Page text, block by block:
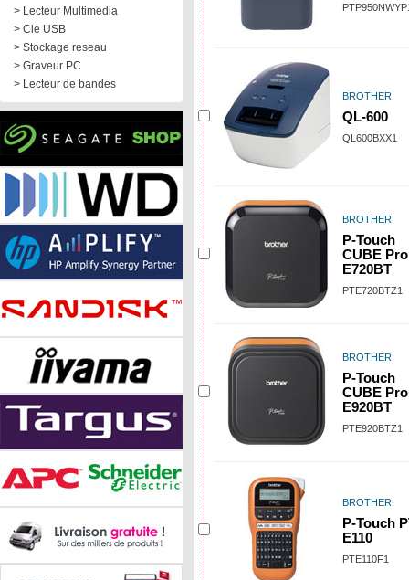
> Lecteur Multimedia
> Cle USB
> Stockage reseau
> Graveur PC
> Lecteur de bandes
BROTHER
QL-600
QL600BXX1
BROTHER
P-Touch
CUBE
E720BT
PTE720BTZ1
BROTHER
P-Touch
CUBE
E920BT
PTE920BTZ1
BROTHER
P-Touch
E110
PTE110F1